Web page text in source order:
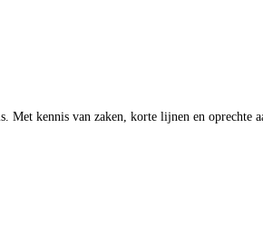
kennis van zaken, korte lijnen en oprechte